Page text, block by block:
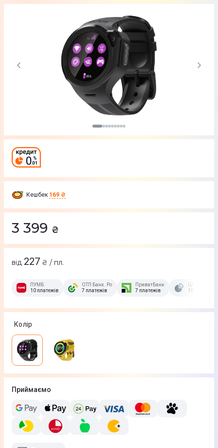
Кешбек 169 ₴
3 399 ₴
від 227 ₴ / пл.
ПУМБ
10 платежів
ОТП Банк. Розстрочка Скибочка.
7 платежів
ПриватБанк
7 платежів
15 платежів
Колір
Приймаємо